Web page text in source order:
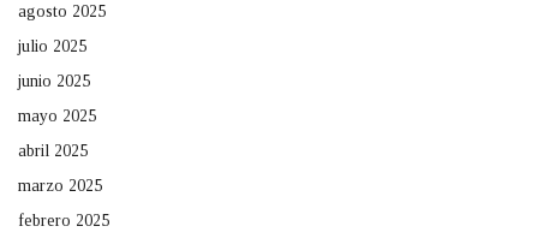
agosto 2025
julio 2025
junio 2025
mayo 2025
abril 2025
marzo 2025
febrero 2025